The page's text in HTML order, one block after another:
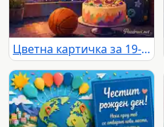
Цветна картичка за 19-ти рожден ден с торта, балони и градски залез